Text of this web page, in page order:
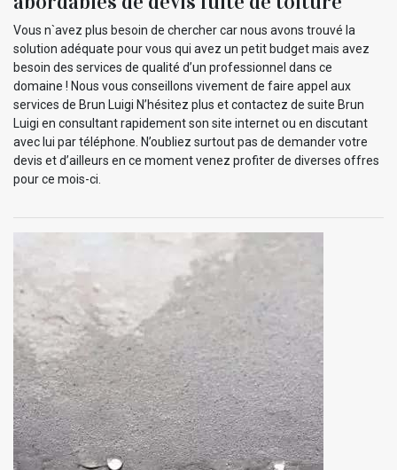
Vous n`avez plus besoin de chercher car nous avons trouvé la
solution adéquate pour vous qui avez un petit budget mais avez
besoin des services de qualité d’un professionnel dans ce
domaine ! Nous vous conseillons vivement de faire appel aux
services de Brun Luigi N’hésitez plus et contactez de suite Brun
Luigi en consultant rapidement son site internet ou en discutant
avec lui par téléphone. N’oubliez surtout pas de demander votre
devis et d’ailleurs en ce moment venez profiter de diverses offres
pour ce mois-ci.